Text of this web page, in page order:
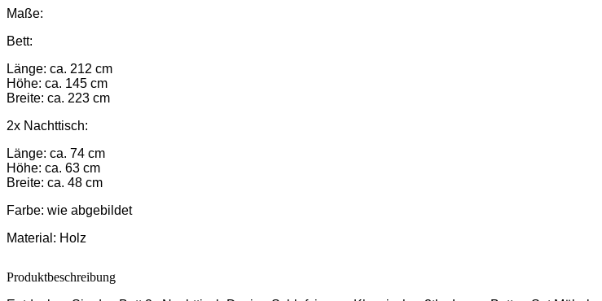
Maße:
Bett:
Länge: ca. 212 cm
Höhe: ca. 145 cm
Breite: ca. 223 cm
2x Nachttisch:
Länge: ca. 74 cm
Höhe: ca. 63 cm
Breite: ca. 48 cm
Farbe: wie abgebildet
Material: Holz
Produktbeschreibung